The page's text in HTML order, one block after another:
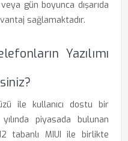
gün boyunca dışarıda
sağlamaktadır.
Yazılımı
ile kullanıcı dostu bir
piyasada bulunan
tabanlı MIUI ile birlikte